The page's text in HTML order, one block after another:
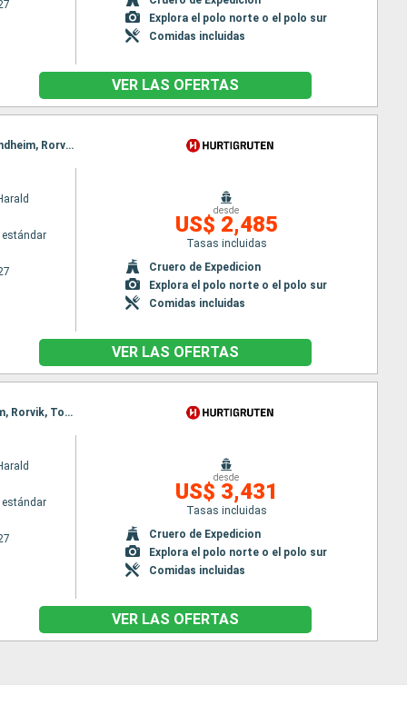
Explora el polo norte o el polo sur
Comidas incluidas
VER LAS OFERTAS
Itinerario : Bergen, Floro, Maloy, Torvik, Alesund, Hjorundfjorden, Molde, Maloy, Kristiansund, Trondheim, Rorvik, Torvik, Bronnoysund, Sandnessjoen, Nesna (pasaje círculo polar), Ornes, Bodo, Stamsund, Svolvaer, Alesund, Stokmarknes, sortland, Risoyhamn, Harstad, Finnsnes, Tromso, Skjervoy, Hjorundfjorden, Oksfjord, Hammerfest, Havoysund, Honningsvag, Kjollefjord, Mehamn, Berlevag, Alesund, Batsfjord, Vardo, Vadso, Kirkenes, Berlevag, Molde, Mehamn, Kjollefjord, Honningsvag, Havoysund, Hammerfest, Oksfjord, Skjervoy, Tromso, Kristiansund, Finnsnes, Harstad, Risoyhamn, sortland, Stokmarknes, Svolvaer, Stamsund, Trondheim, Bodo, Ornes, Nesna (pasaje círculo polar), Sandnessjoen, Bronnoysund, Rorvik, Trondheim, Bronnoysund, Sandnessjoen, Nesna (pasaje círculo polar), Ornes, Bodo, Stamsund, Svolvaer, Stokmarknes, sortland, Risoyhamn, Harstad, Finnsnes, Tromso, Skjervoy, Oksfjord, Hammerfest, Havoysund, Honningsvag, Kjollefjord, Mehamn, Berlevag, Batsfjord, Vardo, Vadso, Kirkenes, Vardo, Batsfjord, Berlevag, Mehamn, Kjollefjord, Honningsvag, Havoysund, Hammerfest, Oksfjord, Skjervoy, Tromso, Finnsnes, Harstad, Risoyhamn, sortland, Stokmarknes, Svolvaer, Stamsund, Bodo, Ornes, Nesna (pasaje círculo polar), Sandnessjoen, Bronnoysund, Rorvik, Trondheim
desde
US$ 2,485
Tasas incluidas
Cruero de Expedicion
Explora el polo norte o el polo sur
Comidas incluidas
VER LAS OFERTAS
Itinerario : Bergen, Floro, Maloy, Torvik, Alesund, Geiranger, Molde, Maloy, Kristiansund, Trondheim, Rorvik, Torvik, Bronnoysund, Sandnessjoen, Nesna (pasaje círculo polar), Ornes, Bodo, Stamsund, Svolvaer, Alesund, Stokmarknes, sortland, Risoyhamn, Harstad, Finnsnes, Tromso, Skjervoy, Geiranger, Oksfjord, Hammerfest, Havoysund, Honningsvag, Kjollefjord, Mehamn, Berlevag, Alesund, Batsfjord, Vardo, Vadso, Kirkenes, Berlevag, Molde, Mehamn, Kjollefjord, Honningsvag, Havoysund, Hammerfest, Oksfjord, Skjervoy, Tromso, Kristiansund, Finnsnes, Harstad, Risoyhamn, sortland, Stokmarknes, Svolvaer, Stamsund, Trondheim, Bodo, Ornes, Nesna (pasaje círculo polar), Sandnessjoen, Bronnoysund, Rorvik, Trondheim, Bronnoysund, Sandnessjoen, Nesna (pasaje círculo polar), Ornes, Bodo, Stamsund, Svolvaer, Stokmarknes, sortland, Risoyhamn, Harstad, Finnsnes, Tromso, Skjervoy, Oksfjord, Hammerfest, Havoysund, Honningsvag, Kjollefjord, Mehamn, Berlevag, Batsfjord, Vardo, Vadso, Kirkenes, Vardo, Batsfjord, Berlevag, Mehamn, Kjollefjord, Honningsvag, Havoysund, Hammerfest, Oksfjord, Skjervoy, Tromso, Finnsnes, Harstad, Risoyhamn, sortland, Stokmarknes, Svolvaer, Stamsund, Bodo, Ornes, Nesna (pasaje círculo polar), Sandnessjoen, Bronnoysund, Rorvik, Trondheim
desde
US$ 3,431
Tasas incluidas
Cruero de Expedicion
Explora el polo norte o el polo sur
Comidas incluidas
VER LAS OFERTAS